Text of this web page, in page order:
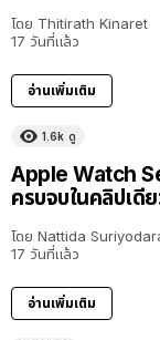
โดย Thitirath Kinaret
17 วันที่แล้ว
อ่านเพิ่มเติม
1.6k ดู
Apple Watch
ครบจบในคลิปเดี
โดย Nattida
17 วันที่แล้ว
อ่านเพิ่มเติม